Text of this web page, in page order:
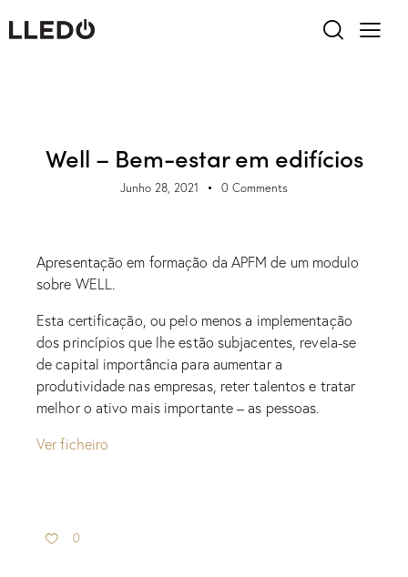
Well – Bem-estar em edifícios
Junho 28, 2021 0 Comments
Apresentação em formação da APFM de um modulo
sobre WELL.
Esta certificação, ou pelo menos a implementação
dos princípios que lhe estão subjacentes, revela-se
de capital importância para aumentar a
produtividade nas empresas, reter talentos e tratar
melhor o ativo mais importante – as pessoas.
Ver ficheiro
0